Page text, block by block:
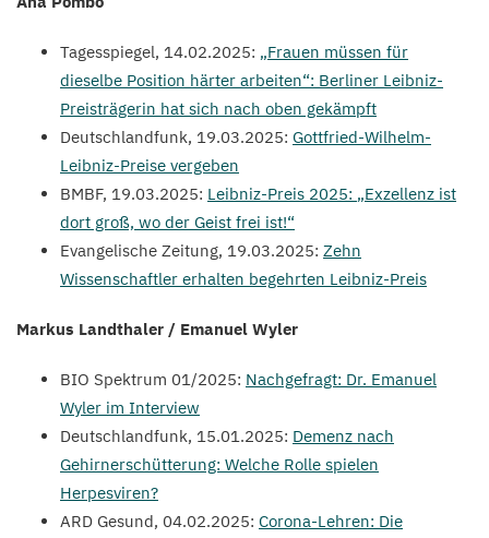
Tagesspiegel, 14.02.2025: „Frauen müssen für
dieselbe Position härter arbeiten“: Berliner Leibniz-
Preisträgerin hat sich nach oben gekämpft
Deutschlandfunk, 19.03.2025: Gottfried-Wilhelm-
Leibniz-Preise vergeben
BMBF, 19.03.2025: Leibniz-Preis 2025: „Exzellenz ist
dort groß, wo der Geist frei ist!“
Evangelische Zeitung, 19.03.2025: Zehn
Wissenschaftler erhalten begehrten Leibniz-Preis
Markus Landthaler / Emanuel Wyler
BIO Spektrum 01/2025: Nachgefragt: Dr. Emanuel
Wyler im Interview
Deutschlandfunk, 15.01.2025: Demenz nach
Gehirnerschütterung: Welche Rolle spielen
Herpesviren?
ARD Gesund, 04.02.2025: Corona-Lehren: Die